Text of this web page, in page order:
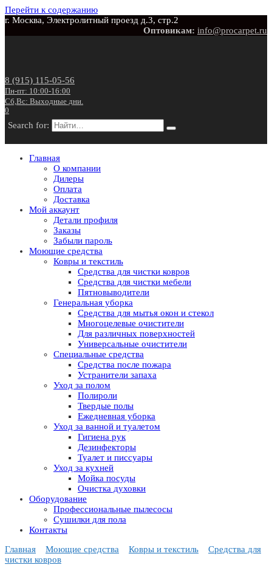
Перейти к содержанию
г. Москва, Электролитный проезд д.3, стр.2
Оптовикам: info@procarpet.ru
8 (915) 115-05-56
Пн-пт: 10:00-16:00
Сб,Вс: Выходные дни.
0
Search for:
Главная
О компании
Дилеры
Оплата
Доставка
Мой аккаунт
Детали профиля
Заказы
Забыли пароль
Моющие средства
Ковры и текстиль
Средства для чистки ковров
Средства для чистки мебели
Пятновыводители
Генеральная уборка
Средства для мытья окон и стекол
Многоцелевые очистители
Для различных поверхностей
Универсальные очистители
Специальные средства
Средства после пожара
Устранители запаха
Уход за полом
Полироли
Твердые полы
Ежедневная уборка
Уход за ванной и туалетом
Гигиена рук
Дезинфекторы
Туалет и писсуары
Уход за кухней
Мойка посуды
Очистка духовки
Оборудование
Профессиональные пылесосы
Сушилки для пола
Контакты
Главная
Моющие средства Ковры и текстиль
Средства для
чистки ковров